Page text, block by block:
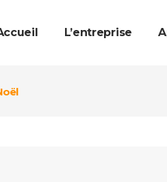
L’entreprise